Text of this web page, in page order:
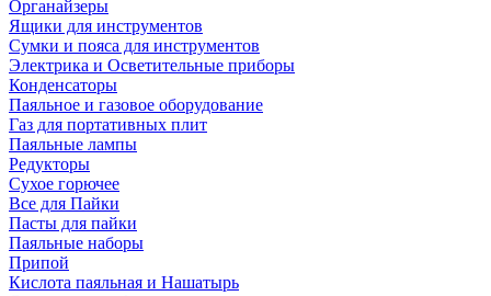
Органайзеры
Ящики для инструментов
Сумки и пояса для инструментов
Электрика и Осветительные приборы
Конденсаторы
Паяльное и газовое оборудование
Газ для портативных плит
Паяльные лампы
Редукторы
Сухое горючее
Все для Пайки
Пасты для пайки
Паяльные наборы
Припой
Кислота паяльная и Нашатырь